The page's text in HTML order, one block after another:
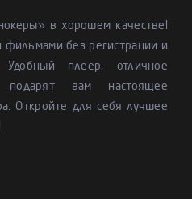
в хорошем качестве!
без регистрации и
Удобный плеер, отличное
вам настоящее
Откройте для себя лучшее